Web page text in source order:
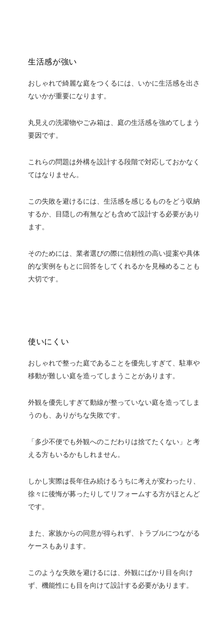
生活感が強い
おしゃれで綺麗な庭をつくるには、いかに生活感を出さ
ないかが重要になります。
丸見えの洗濯物やごみ箱は、庭の生活感を強めてしまう
要因です。
これらの問題は外構を設計する段階で対応しておかなく
てはなりません。
この失敗を避けるには、生活感を感じるものをどう収納
するか、目隠しの有無なども含めて設計する必要があり
ます。
そのためには、業者選びの際に信頼性の高い提案や具体
的な実例をもとに回答をしてくれるかを見極めることも
大切です。
使いにくい
おしゃれで整った庭であることを優先しすぎて、駐車や
移動が難しい庭を造ってしまうことがあります。
外観を優先しすぎて動線が整っていない庭を造ってしま
うのも、ありがちな失敗です。
「多少不便でも外観へのこだわりは捨てたくない」と考
える方もいるかもしれません。
しかし実際は長年住み続けるうちに考えが変わったり、
徐々に後悔が募ったりしてリフォームする方がほとんど
です。
また、家族からの同意が得られず、トラブルにつながる
ケースもあります。
このような失敗を避けるには、外観にばかり目を向け
ず、機能性にも目を向けて設計する必要があります。